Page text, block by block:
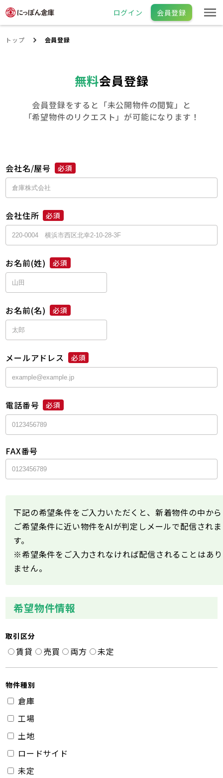
ログイン 会員登録
トップ 会員登録
無料会員登録
会員登録をすると「未公開物件の閲覧」と
「希望物件のリクエスト」が可能になります！
会社名/屋号 必須
会社住所 必須
お名前(姓) 必須
お名前(名) 必須
メールアドレス 必須
電話番号 必須
FAX番号
下記の希望条件をご入力いただくと、新着物件の中から
ご希望条件に近い物件をAIが判定しメールで配信されま
す。
※希望条件をご入力されなければ配信されることはあり
ません。
希望物件情報
取引区分
賃貸 売買 両方 未定
物件種別
倉庫
工場
土地
ロードサイド
未定